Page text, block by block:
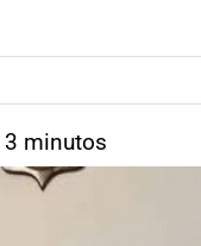
minutos